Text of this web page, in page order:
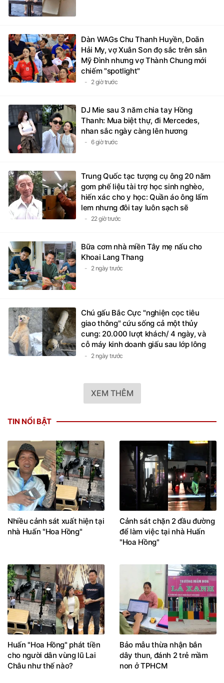
Dàn WAGs Chu Thanh Huyền, Doãn
Hải My, vợ Xuân Son đọ sắc trên sân
Mỹ Đình nhưng vợ Thành Chung mới
chiếm "spotlight"
2 giờ trước
DJ Mie sau 3 năm chia tay Hồng
Thanh: Mua biệt thự, đi Mercedes,
nhan sắc ngày càng lên hương
6 giờ trước
Trung Quốc tạc tượng cụ ông 20 năm
gom phế liệu tài trợ học sinh nghèo,
hiến xác cho y học: Quần áo ông lấm
lem nhưng đôi tay luôn sạch sẽ
22 giờ trước
Bữa cơm nhà miền Tây mẹ nấu cho
Khoai Lang Thang
2 ngày trước
Chú gấu Bắc Cực "nghiện cọc tiêu
giao thông" cứu sống cả một thủy
cung: 20.000 lượt khách/ 4 ngày, và
cỗ máy kinh doanh giấu sau lớp lông
trắng2 ngày trước
XEM THÊM
TIN NỔI BẬT
Nhiều cảnh sát xuất hiện tại
nhà Huấn "Hoa Hồng"
Cảnh sát chặn 2 đầu đường
để làm việc tại nhà Huấn
"Hoa Hồng"
Huấn "Hoa Hồng" phát tiền
cho người dân vùng lũ Lai
Châu như thế nào?
Bảo mẫu thừa nhận bắn
dây thun, đánh 2 trẻ mầm
non ở TPHCM